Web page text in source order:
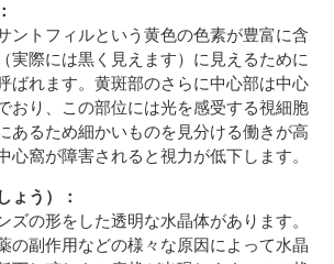
ントフィルという黄色の色素が豊富に含
実際には黒く見えます）に見えるために
ばれます。黄斑部のさらに中心部は中心
おり、この部位には光を感受する視細胞
あるため細かいものを見分ける働きが高
心窩が障害されると視力が低下します。
ょう）：
ズの形をした透明な水晶体があります。
の副作用などの様々な原因によって水晶